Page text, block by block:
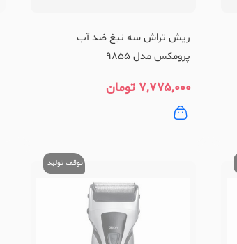
ریش تراش سه تیغ ضد آب
پرومکس مدل 9855
۷,۷۷۵,۰۰۰ تومان
توقف تولید